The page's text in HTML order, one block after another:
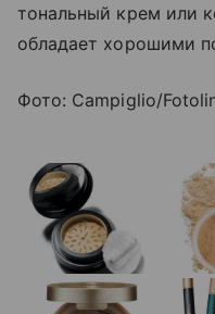
тональный крем или
обладает хорошими
Фото: Campiglio/